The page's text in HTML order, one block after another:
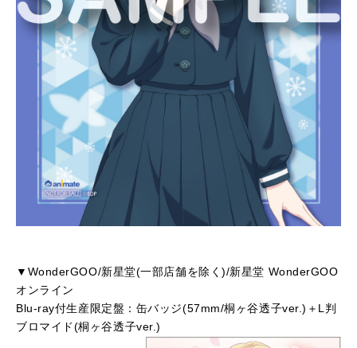
▼WonderGOO/新星堂(一部店舗を除く)/新星堂 WonderGOO
オンライン
Blu-ray付生産限定盤：缶バッジ(57mm/桐ヶ谷透子ver.)＋L判
ブロマイド(桐ヶ谷透子ver.)